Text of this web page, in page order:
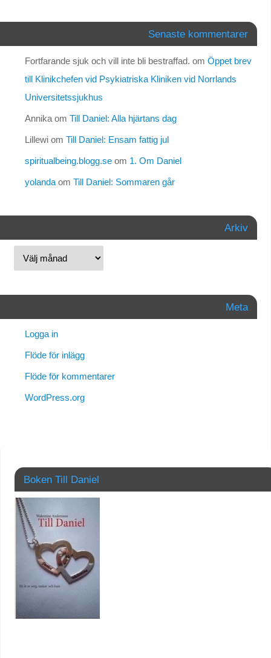
Senaste kommentarer
Fortfarande sjuk och vill inte bli bestraffad. om Öppet brev
till Klinikchefen vid Psykiatriska Kliniken vid Norrlands
Universitetssjukhus
Annikaom Till Daniel: Alla hjärtans dag
Lillewiom Till Daniel: Ensam fattig jul
spiritualbeing.blogg.seom 1. Om Daniel
yolandaom Till Daniel: Sommaren går
Arkiv
Meta
Logga in
Flöde för inlägg
Flöde för kommentarer
WordPress.org
Boken Till Daniel